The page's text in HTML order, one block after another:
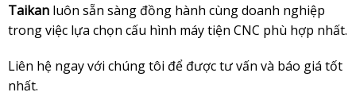
Taikanluôn sẵn sàng đồng hành cùng doanh nghiệp
trong việc lựa chọn cấu hình máy tiện CNC phù hợp nhất.
Liên hệ ngay với chúng tôi để được tư vấn và báo giá tốt
nhất.